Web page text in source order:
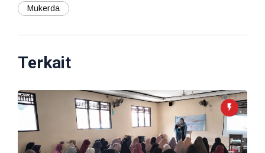
Mukerda
Terkait